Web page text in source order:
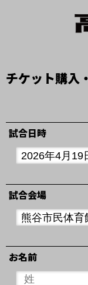
チケット購入
試合日時
試合会場
お名前